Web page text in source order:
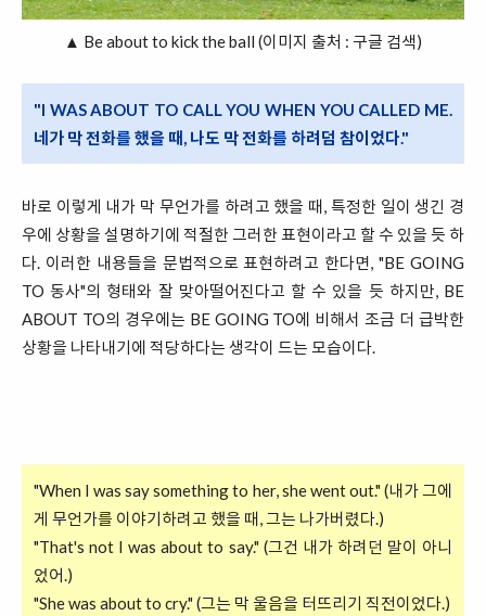
▲ Be about to kick the ball (이미지 출처 : 구글 검색)
"I WAS ABOUT TO CALL YOU WHEN YOU CALLED ME.
네가 막 전화를 했을 때, 나도 막 전화를 하려덤 참이었다."
바로 이렇게 내가 막 무언가를 하려고 했을 때, 특정한 일이 생긴 경
우에 상황을 설명하기에 적절한 그러한 표현이라고 할 수 있을 듯 하
다. 이러한 내용들을 문법적으로 표현하려고 한다면, "BE GOING
TO 동사"의 형태와 잘 맞아떨어진다고 할 수 있을 듯 하지만, BE
ABOUT TO의 경우에는 BE GOING TO에 비해서 조금 더 급박한
상황을 나타내기에 적당하다는 생각이 드는 모습이다.
"When I was say something to her, she went out." (내가 그에
게 무언가를 이야기하려고 했을 때, 그는 나가버렸다.)
"That's not I was about to say." (그건 내가 하려던 말이 아니
었어.)
"She was about to cry." (그는 막 울음을 터뜨리기 직전이었다.)